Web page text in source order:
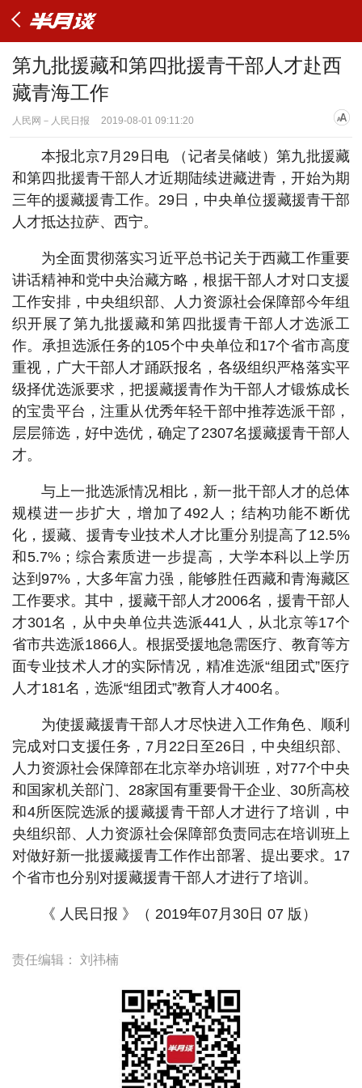
第九批援藏和第四批援青干部人才赴西
藏青海工作
人民网－人民日报 2019-08-01 09:11:20
本报北京7月29日电 （记者吴储岐）第九批援藏
和第四批援青干部人才近期陆续进藏进青，开始为期
三年的援藏援青工作。29日，中央单位援藏援青干部
人才抵达拉萨、西宁。
为全面贯彻落实习近平总书记关于西藏工作重要
讲话精神和党中央治藏方略，根据干部人才对口支援
工作安排，中央组织部、人力资源社会保障部今年组
织开展了第九批援藏和第四批援青干部人才选派工
作。承担选派任务的105个中央单位和17个省市高度
重视，广大干部人才踊跃报名，各级组织严格落实平
级择优选派要求，把援藏援青作为干部人才锻炼成长
的宝贵平台，注重从优秀年轻干部中推荐选派干部，
层层筛选，好中选优，确定了2307名援藏援青干部人
才。
与上一批选派情况相比，新一批干部人才的总体
规模进一步扩大，增加了492人；结构功能不断优
化，援藏、援青专业技术人才比重分别提高了12.5%
和5.7%；综合素质进一步提高，大学本科以上学历
达到97%，大多年富力强，能够胜任西藏和青海藏区
工作要求。其中，援藏干部人才2006名，援青干部人
才301名，从中央单位共选派441人，从北京等17个
省市共选派1866人。根据受援地急需医疗、教育等方
面专业技术人才的实际情况，精准选派“组团式”医疗
人才181名，选派“组团式”教育人才400名。
为使援藏援青干部人才尽快进入工作角色、顺利
完成对口支援任务，7月22日至26日，中央组织部、
人力资源社会保障部在北京举办培训班，对77个中央
和国家机关部门、28家国有重要骨干企业、30所高校
和4所医院选派的援藏援青干部人才进行了培训，中
央组织部、人力资源社会保障部负责同志在培训班上
对做好新一批援藏援青工作作出部署、提出要求。17
个省市也分别对援藏援青干部人才进行了培训。
《 人民日报 》（ 2019年07月30日 07 版）
责任编辑： 刘祎楠